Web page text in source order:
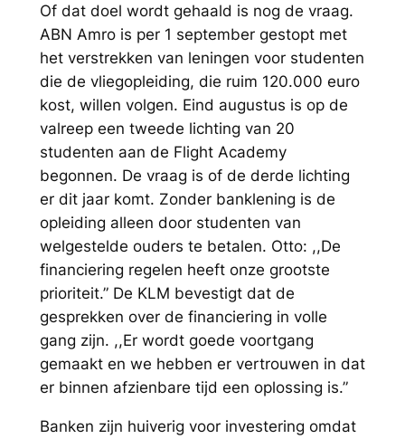
Of dat doel wordt gehaald is nog de vraag.
ABN Amro is per 1 september gestopt met
het verstrekken van leningen voor studenten
die de vliegopleiding, die ruim 120.000 euro
kost, willen volgen. Eind augustus is op de
valreep een tweede lichting van 20
studenten aan de Flight Academy
begonnen. De vraag is of de derde lichting
er dit jaar komt. Zonder banklening is de
opleiding alleen door studenten van
welgestelde ouders te betalen. Otto: ,,De
financiering regelen heeft onze grootste
prioriteit.” De KLM bevestigt dat de
gesprekken over de financiering in volle
gang zijn. ,,Er wordt goede voortgang
gemaakt en we hebben er vertrouwen in dat
er binnen afzienbare tijd een oplossing is.”
Banken zijn huiverig voor investering omdat